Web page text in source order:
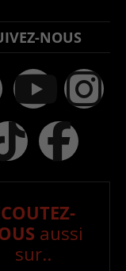
NOUS
aussi
sur..